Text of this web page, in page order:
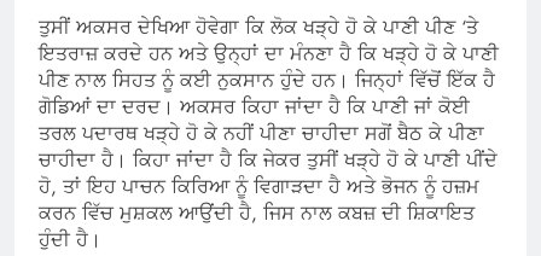
ਤੁਸੀਂ ਅਕਸਰ ਦੇਖਿਆ ਹੋਵੇਗਾ ਕਿ ਲੋਕ ਖੜ੍ਹੇ ਹੋ ਕੇ ਪਾਣੀ ਪੀਣ ‘ਤੇ
ਇਤਰਾਜ਼ ਕਰਦੇ ਹਨ ਅਤੇ ਉਨ੍ਹਾਂ ਦਾ ਮੰਨਣਾ ਹੈ ਕਿ ਖੜ੍ਹੇ ਹੋ ਕੇ ਪਾਣੀ
ਪੀਣ ਨਾਲ ਸਿਹਤ ਨੂੰ ਕਈ ਨੁਕਸਾਨ ਹੁੰਦੇ ਹਨ। ਜਿਨ੍ਹਾਂ ਵਿੱਚੋਂ ਇੱਕ ਹੈ
ਗੋਡਿਆਂ ਦਾ ਦਰਦ। ਅਕਸਰ ਕਿਹਾ ਜਾਂਦਾ ਹੈ ਕਿ ਪਾਣੀ ਜਾਂ ਕੋਈ
ਤਰਲ ਪਦਾਰਥ ਖੜ੍ਹੇ ਹੋ ਕੇ ਨਹੀਂ ਪੀਣਾ ਚਾਹੀਦਾ ਸਗੋਂ ਬੈਠ ਕੇ ਪੀਣਾ
ਚਾਹੀਦਾ ਹੈ। ਕਿਹਾ ਜਾਂਦਾ ਹੈ ਕਿ ਜੇਕਰ ਤੁਸੀਂ ਖੜ੍ਹੇ ਹੋ ਕੇ ਪਾਣੀ ਪੀਂਦੇ
ਹੋ, ਤਾਂ ਇਹ ਪਾਚਨ ਕਿਰਿਆ ਨੂੰ ਵਿਗਾੜਦਾ ਹੈ ਅਤੇ ਭੋਜਨ ਨੂੰ ਹਜ਼ਮ
ਕਰਨ ਵਿੱਚ ਮੁਸ਼ਕਲ ਆਉਂਦੀ ਹੈ, ਜਿਸ ਨਾਲ ਕਬਜ਼ ਦੀ ਸ਼ਿਕਾਇਤ
ਹੁੰਦੀ ਹੈ।